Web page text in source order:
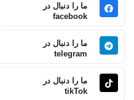
ما را دنبال در
facebook
ما را دنبال در
telegram
ما را دنبال در
tikTok